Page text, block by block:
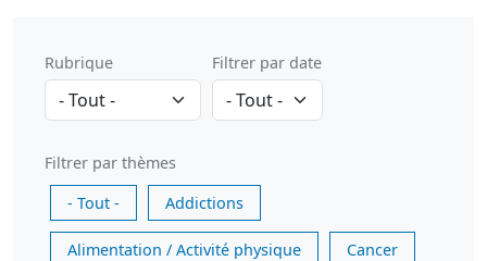
Rubrique Filtrer par date
Filtrer par thèmes
- Tout -
Addictions
Alimentation / Activité physique Cancer